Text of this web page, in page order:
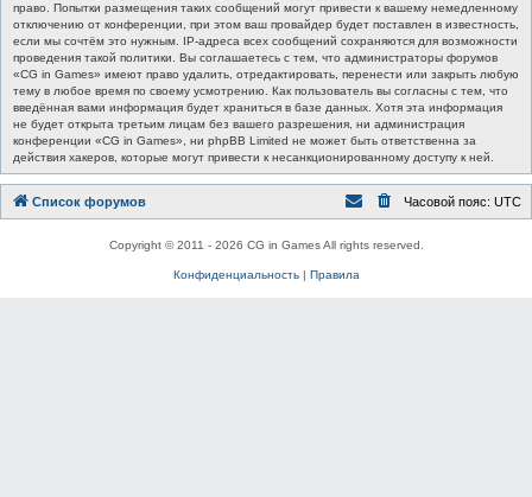
право. Попытки размещения таких сообщений могут привести к вашему немедленному
отключению от конференции, при этом ваш провайдер будет поставлен в известность,
если мы сочтём это нужным. IP-адреса всех сообщений сохраняются для возможности
проведения такой политики. Вы соглашаетесь с тем, что администраторы форумов
«CG in Games» имеют право удалить, отредактировать, перенести или закрыть любую
тему в любое время по своему усмотрению. Как пользователь вы согласны с тем, что
введённая вами информация будет храниться в базе данных. Хотя эта информация
не будет открыта третьим лицам без вашего разрешения, ни администрация
конференции «CG in Games», ни phpBB Limited не может быть ответственна за
действия хакеров, которые могут привести к несанкционированному доступу к ней.
Список форумов Часовой пояс: UTC
Copyright © 2011 - 2026 CG in Games All rights reserved.
Конфиденциальность| Правила